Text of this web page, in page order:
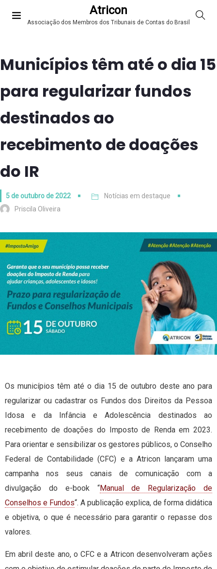
Atricon
Associação dos Membros dos Tribunais de Contas do Brasil
Municípios têm até o dia 15
para regularizar fundos
destinados ao
recebimento de doações
do IR
5 de outubro de 2022
Notícias em destaque
Priscila Oliveira
Os municípios têm até o dia 15 de outubro deste ano para
regularizar ou cadastrar os Fundos dos Direitos da Pessoa
Idosa e da Infância e Adolescência destinados ao
recebimento de doações do Imposto de Renda em 2023.
Para orientar e sensibilizar os gestores públicos, o Conselho
Federal de Contabilidade (CFC) e a Atricon lançaram uma
campanha nos seus canais de comunicação com a
divulgação do e-book “Manual de Regularização de
Conselhos e Fundos“. A publicação explica, de forma didática
e objetiva, o que é necessário para garantir o repasse dos
valores.
Em abril deste ano, o CFC e a Atricon desenvolveram ações